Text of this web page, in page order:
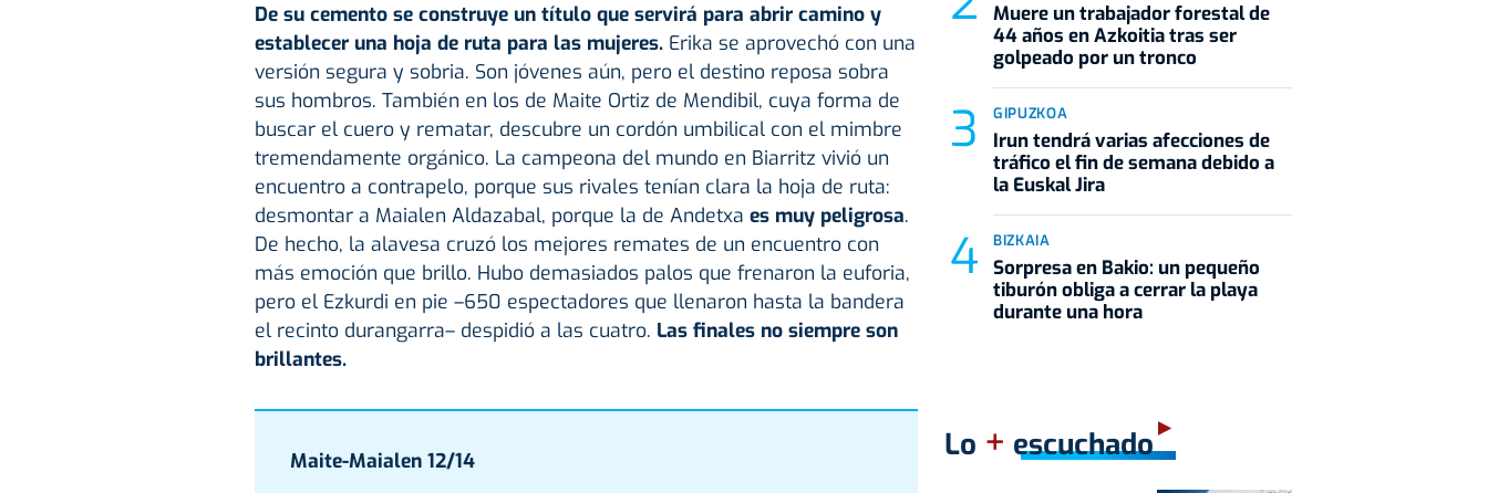
De su cemento se construye un título que servirá para abrir camino y
establecer una hoja de ruta para las mujeres. Erika se aprovechó con una
versión segura y sobria. Son jóvenes aún, pero el destino reposa sobra
sus hombros. También en los de Maite Ortiz de Mendibil, cuya forma de
buscar el cuero y rematar, descubre un cordón umbilical con el mimbre
tremendamente orgánico. La campeona del mundo en Biarritz vivió un
encuentro a contrapelo, porque sus rivales tenían clara la hoja de ruta:
desmontar a Maialen Aldazabal, porque la de Andetxa es muy peligrosa.
De hecho, la alavesa cruzó los mejores remates de un encuentro con
más emoción que brillo. Hubo demasiados palos que frenaron la euforia,
pero el Ezkurdi en pie –650 espectadores que llenaron hasta la bandera
el recinto durangarra– despidió a las cuatro. Las finales no siempre son
brillantes.
Maite-Maialen 12/14
Muere un trabajador forestal de
44 años en Azkoitia tras ser
golpeado por un tronco
GIPUZKOA
Irun tendrá varias afecciones de
tráfico el fin de semana debido a
la Euskal Jira
BIZKAIA
Sorpresa en Bakio: un pequeño
tiburón obliga a cerrar la playa
durante una hora
Lo + escuchado